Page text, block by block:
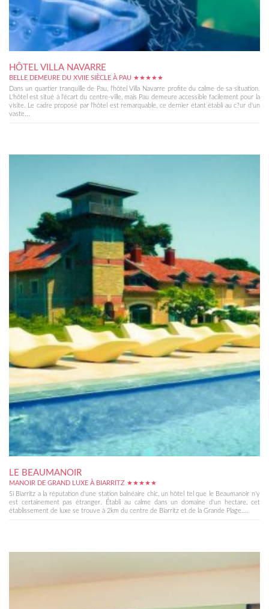
HÔTEL VILLA NAVARRE
BELLE DEMEURE DU XVIIE SIÈCLE À PAU ★★★★★
Dans un quartier tranquille de Pau, l'hôtel Villa Navarre profite du calme de sa situation.
L'hôtel est situé à l'écart du centre-ville, mais Pau demeure accessible facilement pour la
visite. Le cadre proposé par l'hôtel est remarquable, ce dernier étant établi au c?ur d'un
vaste...
LE BEAUMANOIR
MANOIR DE GRAND LUXE À BIARRITZ ★★★★★
Si Biarritz a la réputation d'une station balnéaire chic, un hôtel tel que le Beaumanoir n'y
est certainement pas étranger. Établi au calme dans un domaine d'un hectare, cet
établissement de luxe se trouve à 2km du centre de Biarritz et de la Grande Plage....